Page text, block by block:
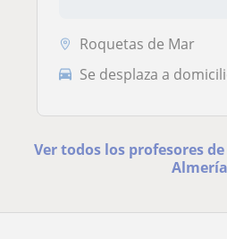
Roquetas de Mar
Se desplaza a
Ver todos los profesores
Almería